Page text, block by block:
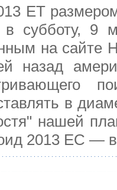
ET
в субботу, 9
на сайте
назад
в
нашей
2013 EC —